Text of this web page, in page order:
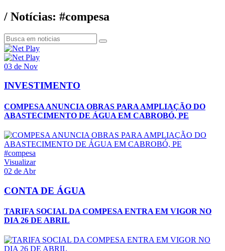
/ Notícias: #compesa
03 de Nov
INVESTIMENTO
COMPESA ANUNCIA OBRAS PARA AMPLIAÇÃO DO
ABASTECIMENTO DE ÁGUA EM CABROBÓ, PE
#compesa
Visualizar
02 de Abr
CONTA DE ÁGUA
TARIFA SOCIAL DA COMPESA ENTRA EM VIGOR NO
DIA 26 DE ABRIL